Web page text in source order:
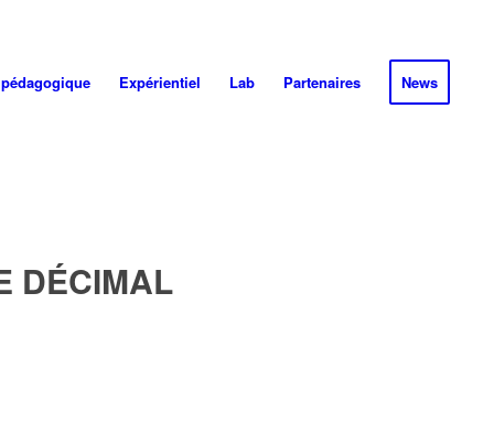
Expérientiel Lab Partenaires News
DÉCIMAL